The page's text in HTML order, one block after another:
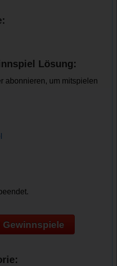
Lösung:
abonnieren, um mitspielen
Gewinnspiele